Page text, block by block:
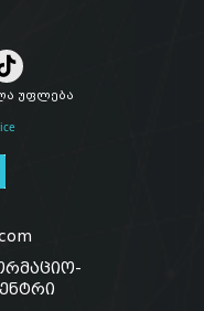
უფლება